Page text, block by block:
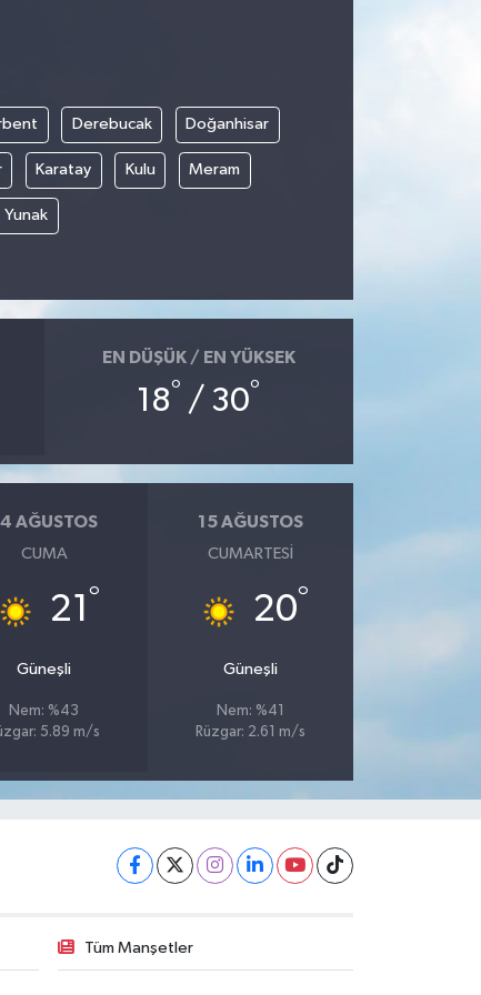
Derebucak Doğanhisar
Karatay Kulu Meram
Yunak
EN DÜŞÜK / EN YÜKSEK
18° / 30°
AĞUSTOS
CUMA
21 °
Güneşli
Nem: %43
5.89 m/s
15 AĞUSTOS
CUMARTESI
20°
Güneşli
Nem: %41
Rüzgar: 2.61 m/s
Tüm Manşetler